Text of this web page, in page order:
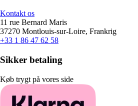
Kontakt os
11 rue Bernard Maris
37270 Montlouis-sur-Loire, Frankrig
+33 1 86 47 62 58
Sikker betaling
Køb trygt på vores side